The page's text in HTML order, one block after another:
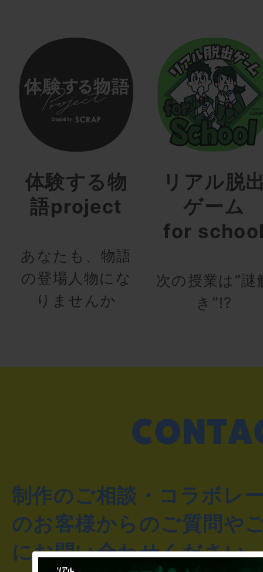
体験する物
語project
あなたも、物語
の登場人物にな
りませんか
リアル脱
ゲーム
for
次の授業は“謎
き”!?
制作のご相談・コラボレ
のお客様からのご質問や
にお問い合わせください